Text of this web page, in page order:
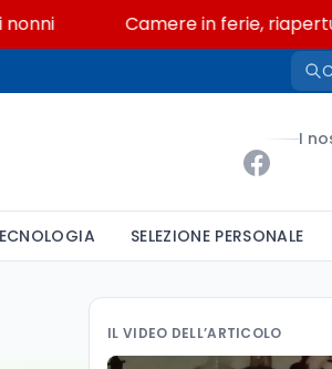
Camere in ferie, riapertura il 9
I
SELEZIONE PERSONALE
IL VIDEO DELL’ARTICOLO